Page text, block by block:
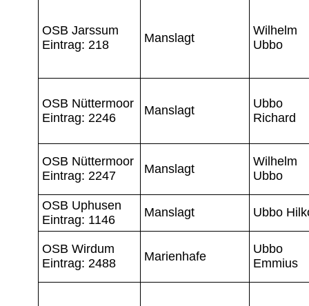
OSB Jarssum
Eintrag: 218
Manslagt
Wilhelm
Ubbo
OSB Nüttermoor
Eintrag: 2246
Manslagt
Ubbo
Richard
OSB Nüttermoor
Eintrag: 2247
Manslagt
Wilhelm
Ubbo
OSB Uphusen
Eintrag: 1146
Manslagt Ubbo
OSB Wirdum
Eintrag: 2488
Marienhafe
Ubbo
Emmius